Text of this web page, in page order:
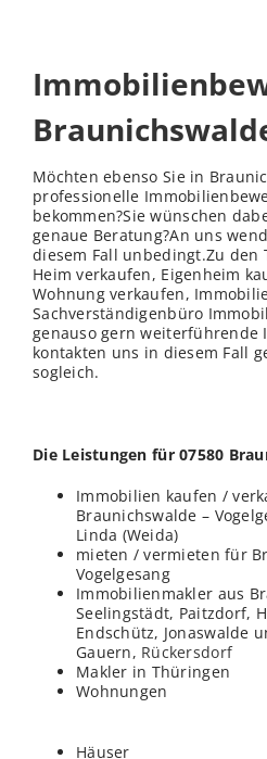
Möchten ebenso Sie in
professionelle
bekommen?Sie wünschen
genaue Beratung?An uns
diesem Fall unbedingt.Zu den
Heim verkaufen, Eigenheim
Wohnung verkaufen,
Sachverständigenbüro
genauso gern weiterführende
kontakten uns in diesem Fall
sogleich.
Die Leistungen für 07580
Immobilien kaufen /
Braunichswalde –
Linda (Weida)
mieten / vermieten für
Vogelgesang
Immobilienmakler aus
Seelingstädt, Paitzdorf,
Endschütz, Jonaswalde
Gauern, Rückersdorf
Makler in Thüringen
Wohnungen
Häuser